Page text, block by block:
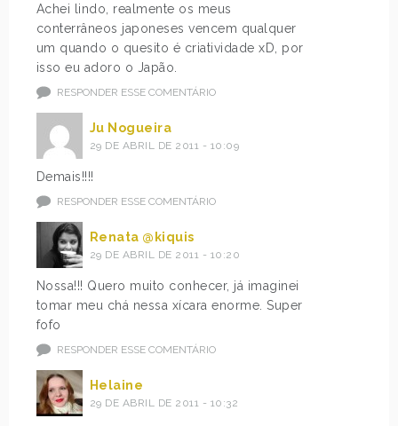
Achei lindo, realmente os meus
conterrâneos japoneses vencem qualquer
um quando o quesito é criatividade xD, por
isso eu adoro o Japão.
RESPONDER ESSE COMENTÁRIO
Ju Nogueira
29 DE ABRIL DE 2011 - 10:09
Demais!!!!
RESPONDER ESSE COMENTÁRIO
Renata @kiquis
29 DE ABRIL DE 2011 - 10:20
Nossa!!! Quero muito conhecer, já imaginei
tomar meu chá nessa xícara enorme. Super
fofo
RESPONDER ESSE COMENTÁRIO
Helaine
29 DE ABRIL DE 2011 - 10:32